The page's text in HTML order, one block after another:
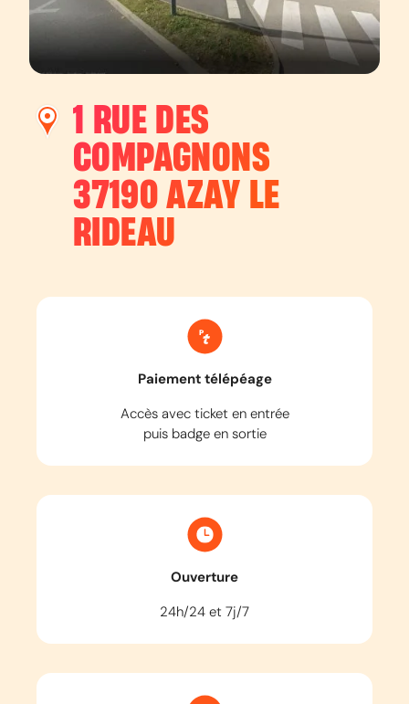
1 RUE DES
COMPAGNONS
37190 AZAY LE
RIDEAU
Paiement télépéage
Accès avec ticket en entrée
puis badge en sortie
Ouverture
24h/24 et 7j/7